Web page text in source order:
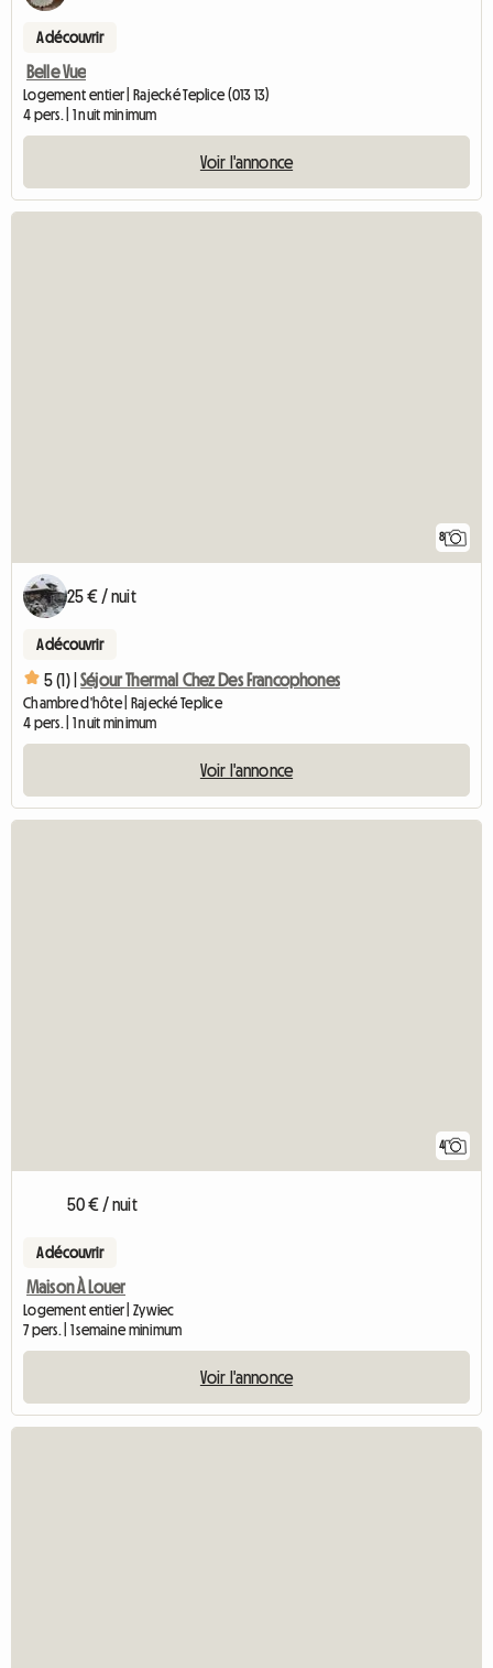
A découvrir
Belle Vue
Logement entier | Rajecké Teplice (013 13)
4 pers. | 1 nuit minimum
Voir l'annonce
8
25 € / nuit
A découvrir
5 (1) | Séjour Thermal Chez Des Francophones
Chambre d'hôte | Rajecké Teplice
4 pers. | 1 nuit minimum
Voir l'annonce
4
50 € / nuit
A découvrir
Maison À Louer
Logement entier | Zywiec
7 pers. | 1 semaine minimum
Voir l'annonce